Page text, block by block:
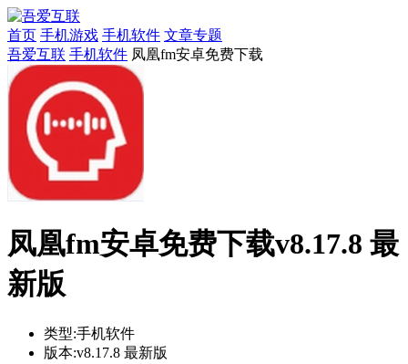
首页 手机游戏 手机软件 文章专题
吾爱互联 手机软件 凤凰fm安卓免费下载
凤凰fm安卓免费下载v8.17.8 最
新版
类型:手机软件
版本:v8.17.8 最新版